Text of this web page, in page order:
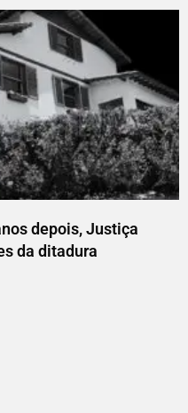
depois, Justiça
da ditadura